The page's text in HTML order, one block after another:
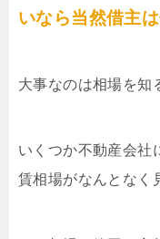
いなら当然借主は
大事なのは相場を知
いくつか不動産会社
賃相場がなんとなく